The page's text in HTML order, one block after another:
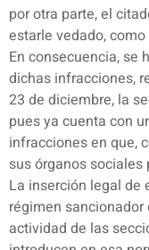
por otra parte, el
estarle vedado,
En consecuencia, se
dichas infracciones,
23 de diciembre, la
pues ya cuenta con
infracciones en que,
sus órganos sociales
La inserción legal de
régimen
actividad de las